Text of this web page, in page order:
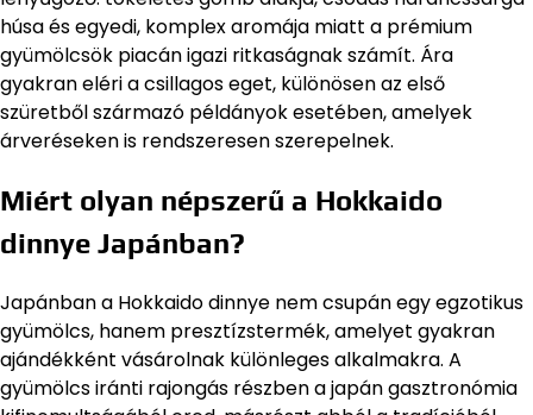
húsa és egyedi, komplex aromája miatt a prémium
gyümölcsök piacán igazi ritkaságnak számít. Ára
gyakran eléri a csillagos eget, különösen az első
szüretből származó példányok esetében, amelyek
árveréseken is rendszeresen szerepelnek.
Miért olyan népszerű a Hokkaido
dinnye Japánban?
Japánban a Hokkaido dinnye nem csupán egy egzotikus
gyümölcs, hanem presztízstermék, amelyet gyakran
ajándékként vásárolnak különleges alkalmakra. A
gyümölcs iránti rajongás részben a japán gasztronómia